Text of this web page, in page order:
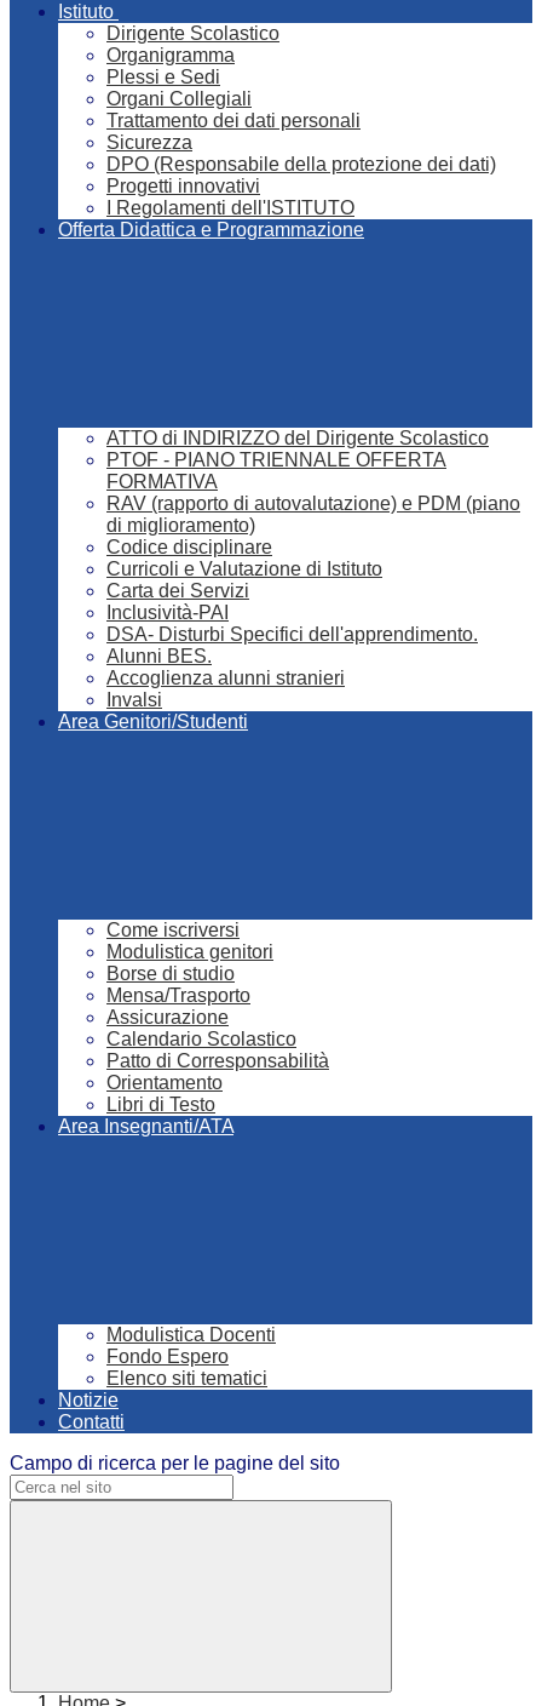
Istituto
Dirigente Scolastico
Organigramma
Plessi e Sedi
Organi Collegiali
Trattamento dei dati personali
Sicurezza
DPO (Responsabile della protezione dei dati)
Progetti innovativi
I Regolamenti dell'ISTITUTO
Offerta Didattica e Programmazione
ATTO di INDIRIZZO del Dirigente Scolastico
PTOF - PIANO TRIENNALE OFFERTA
FORMATIVA
RAV (rapporto di autovalutazione) e PDM (piano
di miglioramento)
Codice disciplinare
Curricoli e Valutazione di Istituto
Carta dei Servizi
Inclusività-PAI
DSA- Disturbi Specifici dell'apprendimento.
Alunni BES.
Accoglienza alunni stranieri
Invalsi
Area Genitori/Studenti
Come iscriversi
Modulistica genitori
Borse di studio
Mensa/Trasporto
Assicurazione
Calendario Scolastico
Patto di Corresponsabilità
Orientamento
Libri di Testo
Area Insegnanti/ATA
Modulistica Docenti
Fondo Espero
Elenco siti tematici
Notizie
Contatti
Campo di ricerca per le pagine del sito